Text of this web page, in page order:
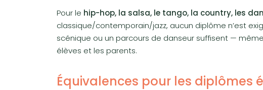
Pour le hip-hop, la salsa, le tango, la country, les
classique/contemporain/jazz, aucun diplôme n’est
scénique ou un parcours de danseur suffisent —
élèves et les parents.
Équivalences pour les diplômes